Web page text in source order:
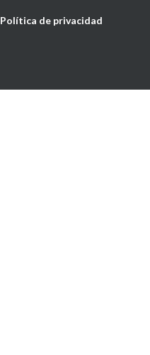
Política de privacidad